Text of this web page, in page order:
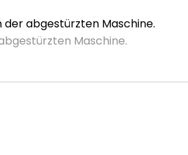
Maschine.